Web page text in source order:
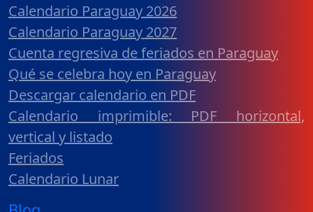
Calendario Paraguay 2026
Calendario Paraguay 2027
Cuenta regresiva de feriados en Paraguay
Qué se celebra hoy en Paraguay
Descargar calendario en PDF
Calendario imprimible: PDF horizontal,
vertical y listado
Feriados
Calendario Lunar